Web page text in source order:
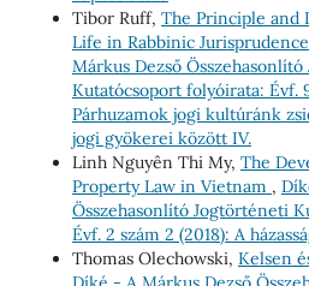
Tibor Ruff, The Principle and
Life in Rabbinic
Márkus Dezső
Kutatócsoport folyóirata: Évf.
Párhuzamok jogi kultúránk
jogi gyökerei között IV.
Linh Nguyên Thi My, The
Property Law in Vietnam ,
Összehasonlító Jogtörténeti
Évf. 2 szám 2 (2018): A
Thomas Olechowski, Kelsen